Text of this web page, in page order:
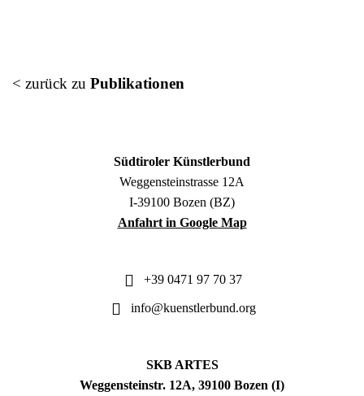
< zurück zu Publikationen
Südtiroler Künstlerbund
Weggensteinstrasse 12A
I-39100 Bozen (BZ)
Anfahrt in Google Map
+39 0471 97 70 37
info@kuenstlerbund.org
SKB ARTES
Weggensteinstr. 12A, 39100 Bozen (I)